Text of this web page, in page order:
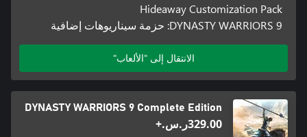
Hideaway Customization Pack
DYNASTY WARRIORS 9: حزمة سيناريوهات إضافية
الانتقال إلى "الألعاب"
DYNASTY WARRIORS 9 Complete Edition
‪ر.س.‏‎329.00‬+